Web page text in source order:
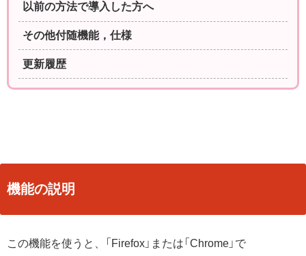
以前の方法で導入した方へ
その他付随機能，仕様
更新履歴
機能の説明
この機能を使うと、「Firefox」または「Chrome」で